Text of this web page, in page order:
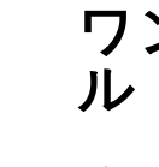
ワ
ル